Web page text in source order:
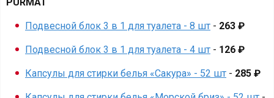
Подвесной блок 3 в 1 для туалета - 8 шт - 263 ₽
Подвесной блок 3 в 1 для туалета - 4 шт - 126 ₽
Капсулы для стирки белья «Сакура» - 52 шт - 285 ₽